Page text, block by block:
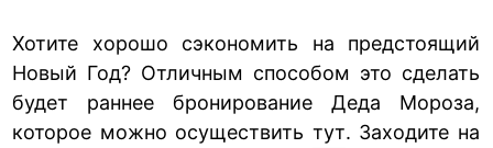
Хотите хорошо сэкономить на предстоящий
Новый Год? Отличным способом это сделать
будет раннее бронирование Деда Мороза,
которое можно осуществить тут. Заходите на